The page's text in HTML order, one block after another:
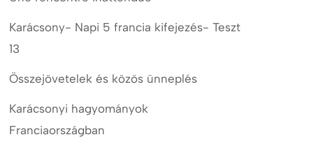
Karácsony- Napi 5 francia kifejezés- Teszt
13
Összejövetelek és közös ünneplés
Karácsonyi hagyományok
Franciaországban